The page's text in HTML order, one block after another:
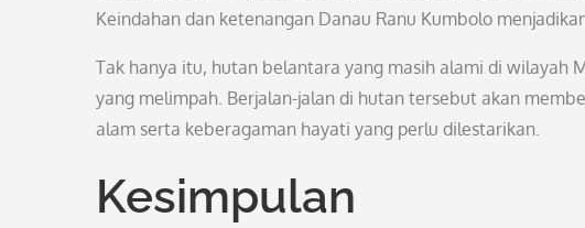
Keindahan dan ketenangan Danau Ranu Kumbolo
Tak hanya itu, hutan belantara yang masih alami di wilayah
yang melimpah. Berjalan-jalan di hutan tersebut akan
alam serta keberagaman hayati yang perlu dilestarikan.
Kesimpulan